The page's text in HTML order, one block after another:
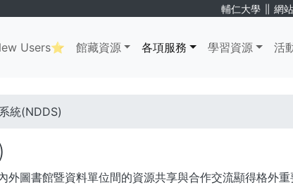
輔仁大學 ∥ 網
Users⭐ 館藏資源 各項服務 學習資源 活
統(NDDS)
圖書館暨資料單位間的資源共享與合作交流顯得格外重